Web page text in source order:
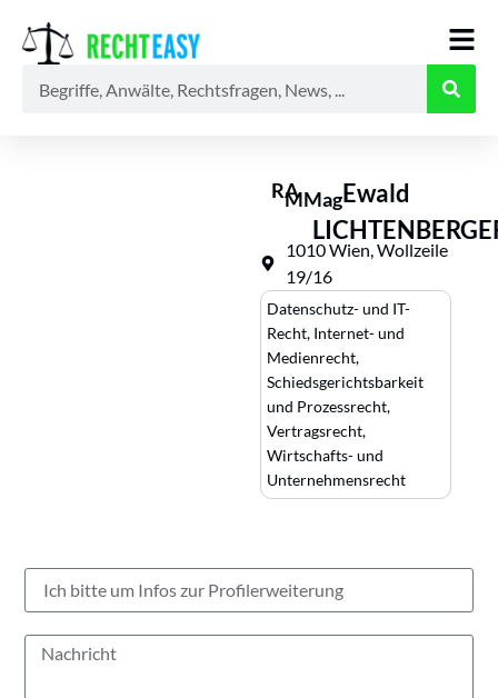
RAMMagEwald
1010 Wien, Wollzeile
19/16
Datenschutz- und IT-
Recht, Internet- und
Medienrecht,
Schiedsgerichtsbarkeit
und Prozessrecht,
Vertragsrecht,
Wirtschafts- und
Unternehmensrecht